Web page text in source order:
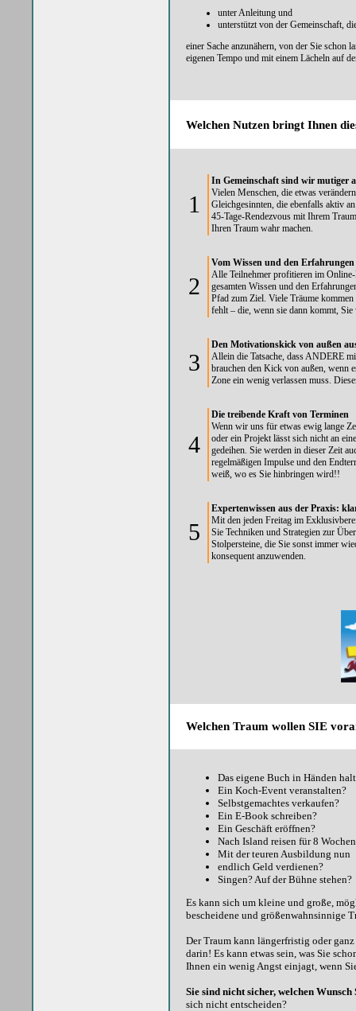
unter Anleitung und
unterstützt von der Gemeinschaft,
einer Sache anzunähern, von der Sie schon
eigenen Tempo und mit einem Lächeln auf
Welchen Nutzen bringt Ihnen
1
In Gemeinschaft sind wir mutiger
Vielen Menschen, die etwas
Gleichgesinnten, die ebenfalls aktiv
45-Tage-Rendezvous mit Ihrem
Ihren Traum wahr machen.
2
Vom Wissen und den
Alle Teilnehmer profitieren im
gesamten Wissen und den
Pfad zum Ziel. Viele Träume
fehlt – die, wenn sie dann kommt,
3
Den Motivationskick von außen
Allein die Tatsache, dass ANDERE
brauchen den Kick von außen, wenn
Zone ein wenig verlassen muss.
4
Die treibende Kraft von Terminen
Wenn wir uns für etwas ewig lange
oder ein Projekt lässt sich nicht an
gedeihen. Sie werden in dieser Zeit
regelmäßigen Impulse und den
weiß, wo es Sie hinbringen wird!!
5
Expertenwissen aus der Praxis:
Mit den jeden Freitag im
Sie Techniken und Strategien zur
Stolpersteine, die Sie sonst immer
konsequent anzuwenden.
Welchen Traum wollen SIE
Das eigene Buch in Händen
Ein Koch-Event veranstalten?
Selbstgemachtes verkaufen?
Ein E-Book schreiben?
Ein Geschäft eröffnen?
Nach Island reisen für 8
Mit der teuren Ausbildung nun
endlich Geld verdienen?
Singen? Auf der Bühne stehen?
Es kann sich um kleine und große,
bescheidene und größenwahnsinnige
Der Traum kann längerfristig oder
darin! Es kann etwas sein, was Sie
Ihnen ein wenig Angst einjagt, wenn
Sie sind nicht sicher, welchen Wunsch
sich nicht entscheiden?